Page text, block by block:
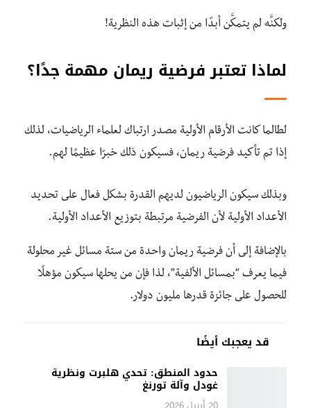
ولكنَّه لم يتمكَّن أبدًا من إثبات هذه النظرية!
لماذا تعتبر فرضية ريمان مهمة جدًا؟
لطالما كانت الأرقام الأولية مصدر ارتباك لعلماء الرياضيات، لذلك
إذا تم تأكيد فرضية ريمان، فسيكون ذلك خبرًا عظيمًا لهم.
وبذلك سيكون الرياضيون لديهم القدرة بشكل فعال على تحديد
الأعداد الأولية لأن الفرضية مرتبطة بتوزيع الأعداد الأولية.
بالإضافة إلى أن فرضية ريمان واحدة من ستة مسائل غير محلولة
فيما يعرف “بمسائل الألفية”، لذا فإن من يحلها سيكون مؤهلًا
للحصول على جائزة قدرها مليون دولار.
قد يعجبك أيضًا
حدود المنطق: تحدي هلبرت ونظرية
غودل وآلة تورنغ